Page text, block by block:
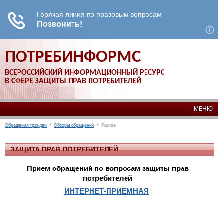
ПОТРЕБИНФОРМС
ВСЕРОССИЙСКИЙ ИНФОРМАЦИОННЫЙ РЕСУРС
В СФЕРЕ ЗАЩИТЫ ПРАВ ПОТРЕБИТЕЛЕЙ
МЕНЮ
Обращения граждан / Обзоры обращений / Разное
ЗАЩИТА ПРАВ ПОТРЕБИТЕЛЕЙ
Прием обращений по вопросам защиты прав
потребителей
ИНТЕРНЕТ-ПРИЕМНАЯ